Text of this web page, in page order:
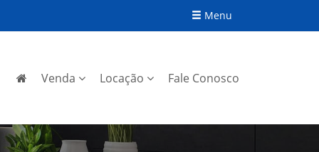
Menu
Venda Locação Fale Conosco